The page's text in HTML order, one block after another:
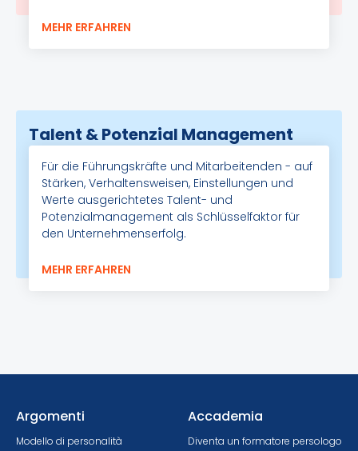
MEHR ERFAHREN
Talent & Potenzial Management
Für die Führungskräfte und Mitarbeitenden - auf
Stärken, Verhaltensweisen, Einstellungen und
Werte ausgerichtetes Talent- und
Potenzialmanagement als Schlüsselfaktor für
den Unternehmenserfolg.
MEHR ERFAHREN
Argomenti
Modello di personalità
Accademia
Diventa un formatore persologo